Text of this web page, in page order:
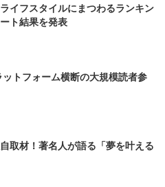
イフスタイルにまつわるランキン
ト結果を発表
トフォーム横断の大規模読者参
取材！著名人が語る「夢を叶える